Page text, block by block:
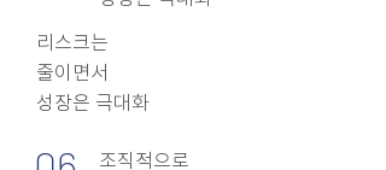
리스크는
줄이면서
​성장은 극대화
조직적으로